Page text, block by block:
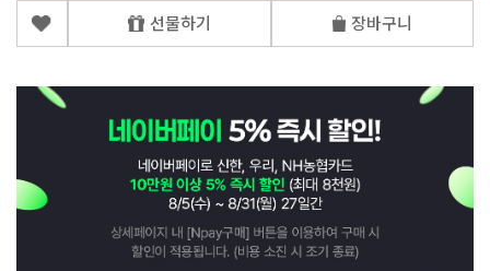
선물하기 장바구니